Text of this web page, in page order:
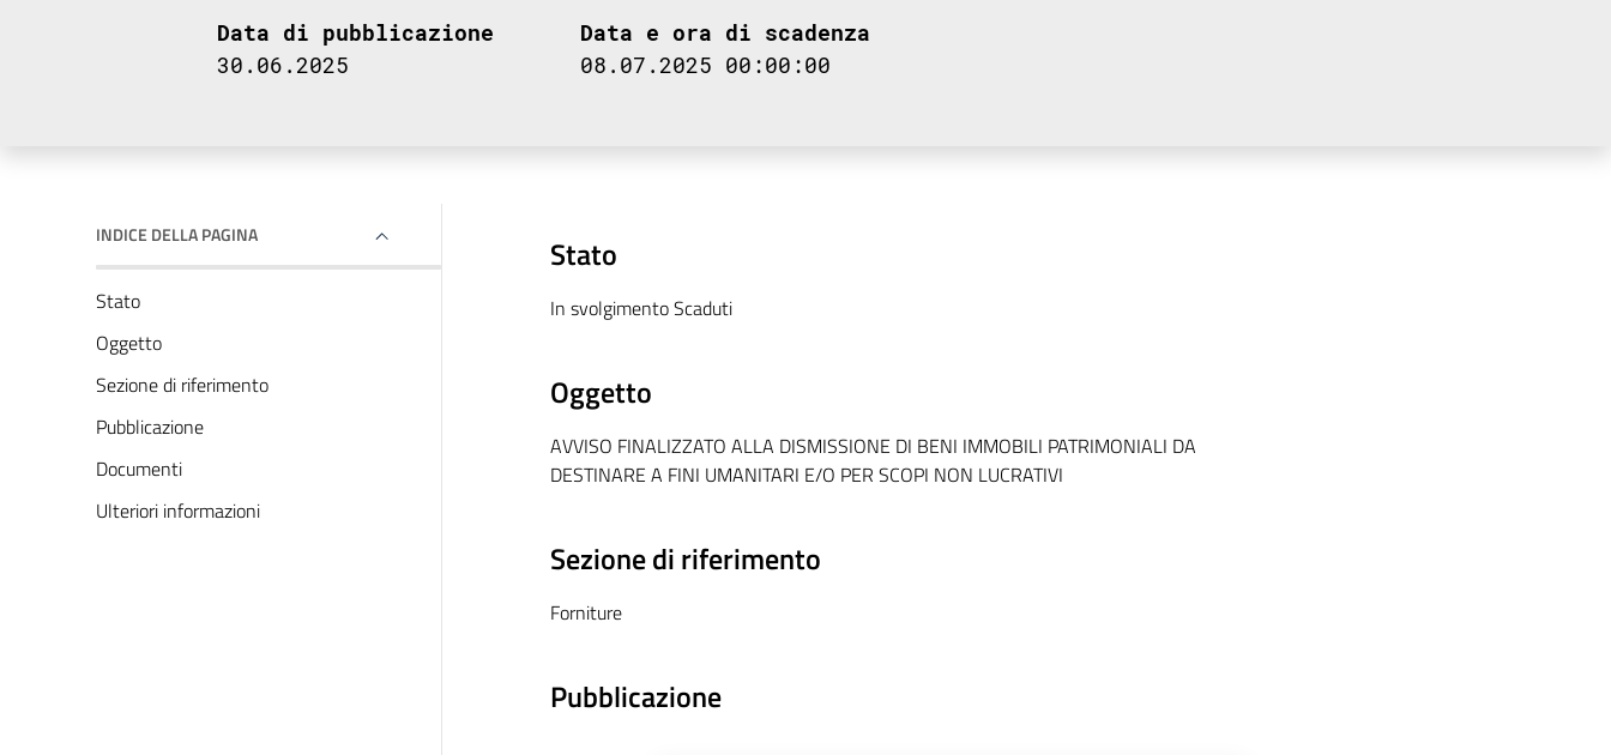
Data di pubblicazione
30.06.2025
Data e ora di scadenza
08.07.2025 00:00:00
INDICE DELLA PAGINA
Stato
Oggetto
Sezione di riferimento
Pubblicazione
Documenti
Ulteriori informazioni
Stato
In svolgimento Scaduti
Oggetto
AVVISO FINALIZZATO ALLA DISMISSIONE DI BENI IMMOBILI PATRIMONIALI DA
DESTINARE A FINI UMANITARI E/O PER SCOPI NON LUCRATIVI
Sezione di riferimento
Forniture
Pubblicazione